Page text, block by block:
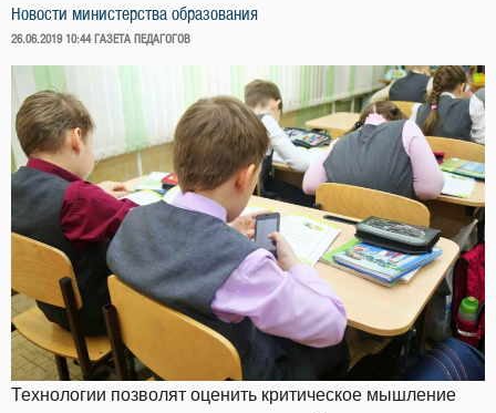
Новости министерства образования
ОПУБЛИКОВАНО
26.06.2019 10:44 ГАЗЕТА ПЕДАГОГОВ
Технологии позволят оценить критическое мышление